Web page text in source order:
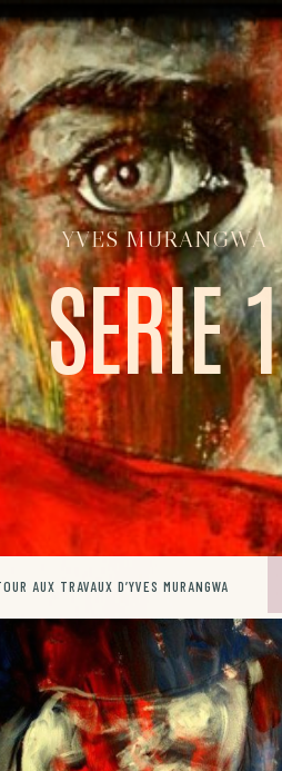
YVES MURANGWA
SERIE1
AUX TRAVAUX D’YVES MURANGWA